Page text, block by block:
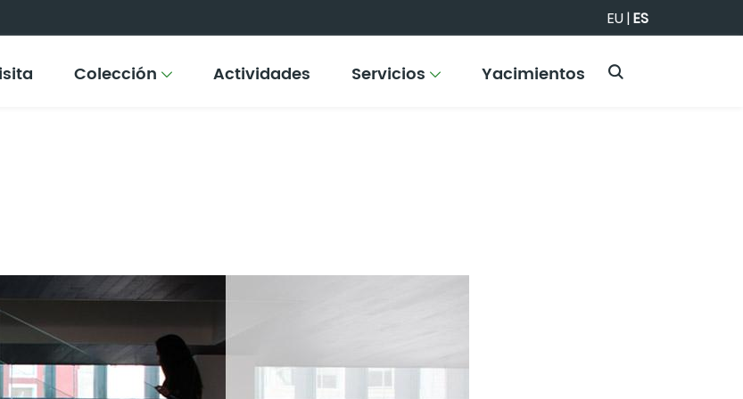
EU|ES
Colección Actividades Servicios Yacimientos